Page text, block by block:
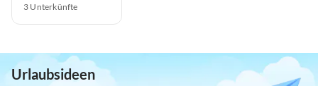
3 Unterkünfte
Urlaubsideen